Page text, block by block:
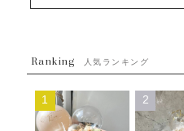
ブーケタイプバルーン
ムーンリットバルーン
コンフェッティバルーン
開店・周年祝い
発送について
Q&A
メッセージカード・電報につ
Ranking 人気ランキング
1 2